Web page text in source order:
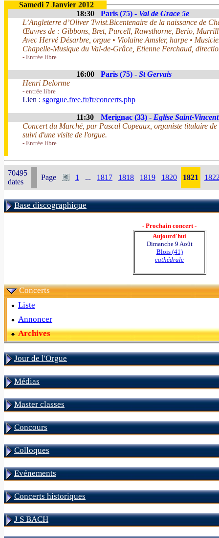
Samedi 7 Janvier 2012
18:30
Paris (75) - Val de Grace 5e
L’Angleterre d’Oliver Twist.Bicentenaire de la naissance de
Œuvres de : Gibbons, Bret, Purcell, Rawsthorne, Berio,
Avec Hervé Désarbre, orgue • Violaine Amsler, harpe •
Chapelle-Musique du Val-de-Grâce, Etienne Ferchaud,
- Entrée libre
16:00 Paris (75) - St Gervais
Henri Delorme
- entrée libre
Lien : sgorgue.free.fr/fr/concerts.php
11:30 Merignac (33) - Eglise Saint-Vincent
Concert du Marché, par Pascal Copeaux, organiste titulaire
suivi d'une visite de l'orgue.
- Entrée libre
70495
dates
Page 1 ... 1817 1818 1819 1820 1821
Base discographique
- Prochain concert -
Aujourd'hui
Dimanche 9 Août
Blois (41)
cathédrale
Concerts
Liste
Annoncer
Archives
Jour de l'Orgue
Médias
Master classes
Concours
Colloques
Evénements
Concerts historiques
J S BACH